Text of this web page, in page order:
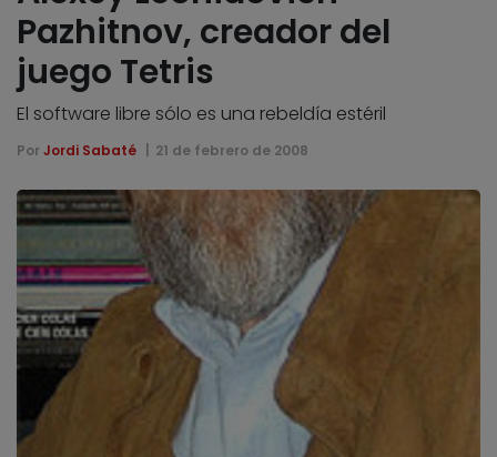
Pazhitnov, creador del
juego Tetris
El software libre sólo es una rebeldía estéril
Por Jordi Sabaté 21 de febrero de 2008